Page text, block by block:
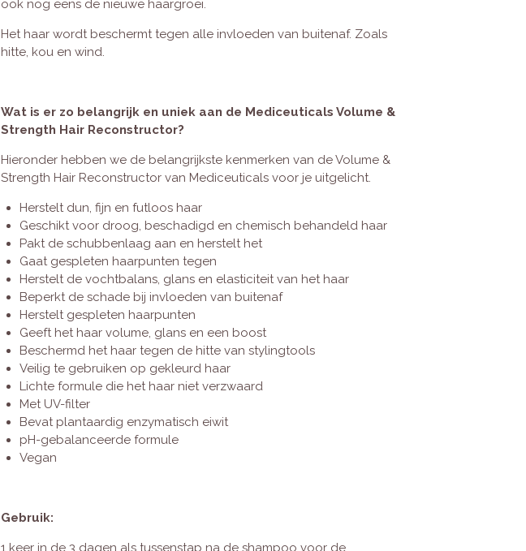
ook nog eens de nieuwe haargroei.
Het haar wordt beschermt tegen alle invloeden van buitenaf. Zoals
hitte, kou en wind.
Wat is er zo belangrijk en uniek aan de Mediceuticals Volume &
Strength Hair Reconstructor?
Hieronder hebben we de belangrijkste kenmerken van de Volume &
Strength Hair Reconstructor van Mediceuticals voor je uitgelicht.
Herstelt dun, fijn en futloos haar
Geschikt voor droog, beschadigd en chemisch behandeld haar
Pakt de schubbenlaag aan en herstelt het
Gaat gespleten haarpunten tegen
Herstelt de vochtbalans, glans en elasticiteit van het haar
Beperkt de schade bij invloeden van buitenaf
Herstelt gespleten haarpunten
Geeft het haar volume, glans en een boost
Beschermd het haar tegen de hitte van stylingtools
Veilig te gebruiken op gekleurd haar
Lichte formule die het haar niet verzwaard
Met UV-filter
Bevat plantaardig enzymatisch eiwit
pH-gebalanceerde formule
Vegan
Gebruik:
1 keer in de 3 dagen als tussenstap na de shampoo voor de